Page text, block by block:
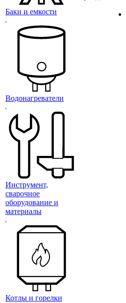
Баки и емкости
Водонагреватели
Инструмент,
сварочное
оборудование и
материалы
Котлы и горелки